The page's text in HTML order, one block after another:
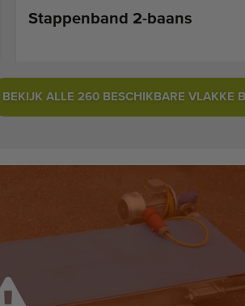
Stappenband 2-baans
BEKIJK ALLE 260 BESCHIKBARE VLAKKE